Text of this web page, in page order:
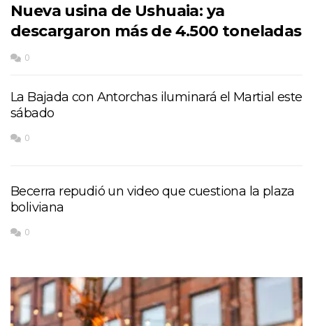
Nueva usina de Ushuaia: ya
descargaron más de 4.500 toneladas
0
La Bajada con Antorchas iluminará el Martial este
sábado
0
Becerra repudió un video que cuestiona la plaza
boliviana
0